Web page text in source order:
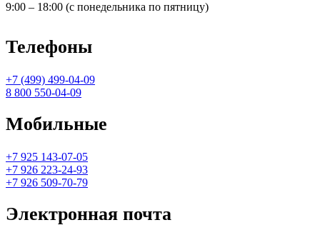
9:00 – 18:00 (с понедельника по пятницу)
Телефоны
+7 (499) 499-04-09
8 800 550-04-09
Мобильные
+7 925 143-07-05
+7 926 223-24-93
+7 926 509-70-79
Электронная почта